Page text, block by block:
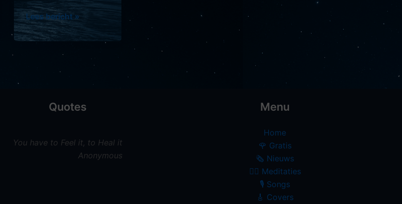
Dagenergie
overzicht
Lees bericht »
Quotes
You have to Feel it, to Heal it
Anonymous
Menu
Home
🌹 Gratis
🗞️ Nieuws
🧘‍♀️ Meditaties
🎙 Songs
🎸 Covers